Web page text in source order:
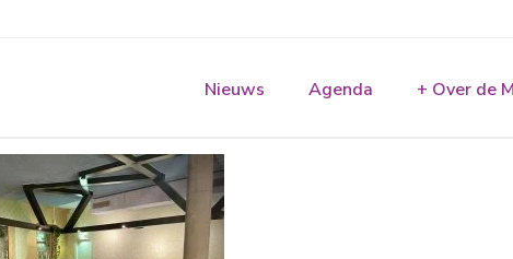
Nieuws Agenda + Over de